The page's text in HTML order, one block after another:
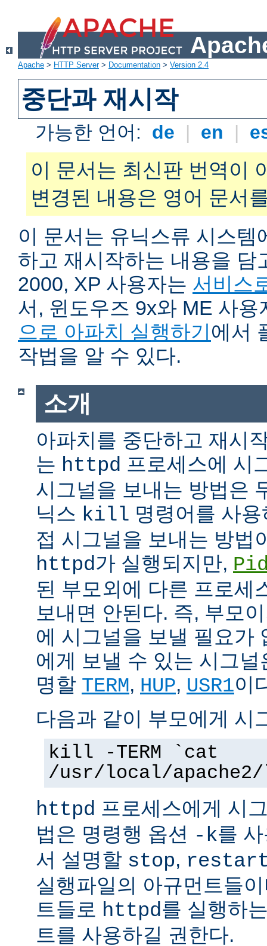
Apache > HTTP Server> Documentation > Version 2.4
중단과 재시작
가능한 언어: de | en |
이 문서는 최신판 번역이
변경된 내용은 영어 문서
이 문서는 유닉스류 시스템
하고 재시작하는 내용을 담
2000, XP 사용자는 서비스
서, 윈도우즈 9x와 ME 사
으로 아파치 실행하기에서
작법을 알 수 있다.
소개
아파치를 중단하고 재시
는 httpd 프로세스에 시
시그널을 보내는 방법은
닉스 kill 명령어를 사
접 시그널을 보내는 방법
httpd가 실행되지만,
된 부모외에 다른 프로세
보내면 안된다. 즉, 부모
에 시그널을 보낼 필요가
에게 보낼 수 있는 시그
명할 TERM, HUP, USR1이
다음과 같이 부모에게 시
kill -TERM `cat
/usr/local/
httpd 프로세스에게 시
법은 명령행 옵션 -k를
서 설명할 stop,
실행파일의 아규먼트들
트들로 httpd를 실행하
트를 사용하길 권한다.